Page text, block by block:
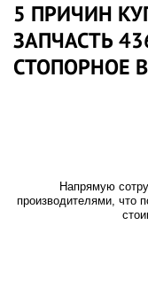
5 ПРИЧИН
ЗАПЧАСТЬ
СТОПОРНОЕ
Напрямую
производителями, что